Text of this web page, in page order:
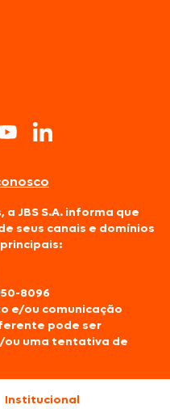
JBS S.A. informa que
seus canais e domínios
8096
e/ou comunicação
pode ser
ou uma tentativa de
Institucional